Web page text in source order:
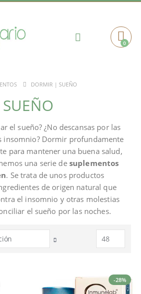
Cart0
DORMIR | SUEÑO
el sueño? ¿No descansas por las
insomnio? Dormir profundamente
para mantener una buena salud,
una serie de suplementos
. Se trata de unos productos
de origen natural que
el insomnio y otras molestias
el sueño por las noches.
Fijar
-28%